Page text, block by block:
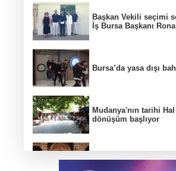
Başkan Vekili seçimi
İş Bursa Başkanı
Bursa’da yasa dışı
Mudanya'nın tarihi Hal
dönüşüm başlıyor
çalışmalarına